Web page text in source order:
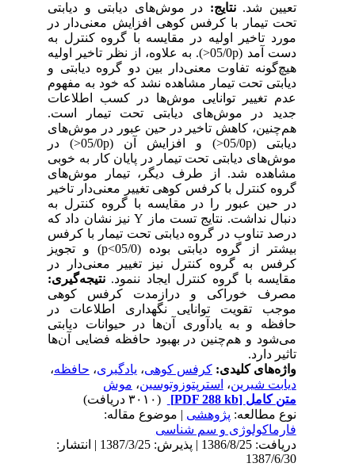
تعیین شد.نتایج:در موش‌های دیابتی و دیابتی
تحت تیمار با کرفس کوهی افزایش معنی‌دار در
مورد تاخیر اولیه در مقایسه با گروه کنترل به
دست آمد (05/0p<). به علاوه، از نظر تاخیر اولیه
هیچ‌گونه تفاوت معنی‌دار بین دو گروه دیابتی و
دیابتی تحت تیمار مشاهده نشد که خود به مفهوم
عدم تغییر توانایی موش‌ها در کسب اطلاعات
جدید در موش‌های دیابتی تحت تیمار است.
هم‌چنین، کاهش تاخیر در حین عبور در موش‌های
دیابتی (05/0p<) و افزایش آن (05/0p<) در
موش‌های دیابتی تحت تیمار در پایان کار به خوبی
مشاهده شد. از طرف دیگر، تیمار موش‌های
گروه کنترل با کرفس کوهی تغییر معنی‌دار تاخیر
در حین عبور را در مقایسه با گروه کنترل به
دنبال نداشت. نتایج تست ماز Y نیز نشان داد که
درصد تناوب در گروه دیابتی تحت تیمار با کرفس
بیشتر از گروه دیابتی بوده (05/0>p) و تجویز
کرفس به گروه کنترل نیز تغییر معنی‌دار در
مقایسه با گروه کنترل ایجاد ننمود.نتیجه‌گیری:
مصرف خوراکی و درازمدت کرفس کوهی
موجب تقویت توانایی نگهداری اطلاعات در
حافظه و به یادآوری آن‌ها در حیوانات دیابتی
می‌شود و هم‌چنین در بهبود حافظه فضایی آن‌ها
تاثیر دارد.
واژه‌های کلیدی:کرفس کوهی،یادگیری، حافظه،
دیابت شیرین،استرپتوزوتوسین،موش
متن کامل[PDF 288 kb]
(۳۰۱۰ دریافت)
نوع مطالعه:پژوهشی| موضوع مقاله:
فارماكولوژی و سم شناسی
دریافت: 1386/8/25 | پذیرش: 1387/3/25 | انتشار:
1387/6/30